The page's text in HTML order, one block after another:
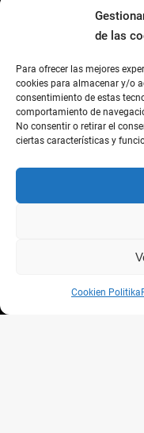
de las
Para ofrecer las mejores
cookies para almacenar y/o
consentimiento de estas
comportamiento de
No consentir o retirar el
ciertas características y
Cookien Politika